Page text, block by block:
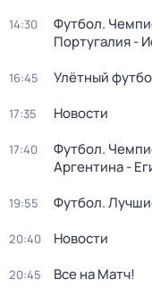
14:30
Футбол.
Португалия -
16:45 Улётный
17:35 Новости
17:40
Футбол.
Аргентина -
19:55 Футбол.
20:40 Новости
20:45 Все на Матч!